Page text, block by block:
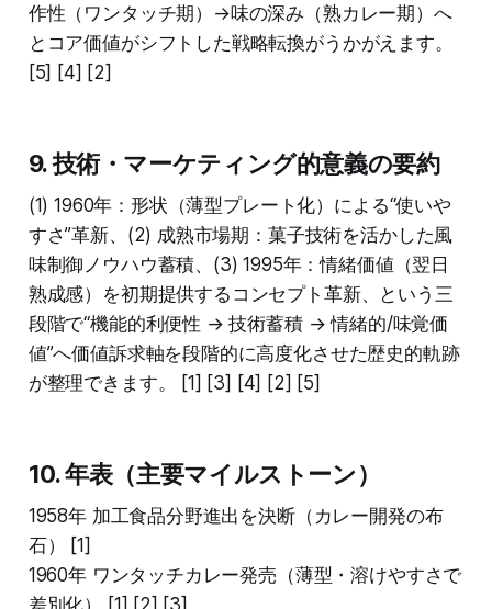
作性（ワンタッチ期）→味の深み（熟カレー期）へ
とコア価値がシフトした戦略転換がうかがえます。
[5] [4] [2]
9. 技術・マーケティング的意義の要約
(1) 1960年：形状（薄型プレート化）による“使いや
すさ”革新、(2) 成熟市場期：菓子技術を活かした風
味制御ノウハウ蓄積、(3) 1995年：情緒価値（翌日
熟成感）を初期提供するコンセプト革新、という三
段階で“機能的利便性 → 技術蓄積 → 情緒的/味覚価
値”へ価値訴求軸を段階的に高度化させた歴史的軌跡
が整理できます。 [1] [3] [4] [2] [5]
10. 年表（主要マイルストーン）
1958年 加工食品分野進出を決断（カレー開発の布
石） [1]
1960年 ワンタッチカレー発売（薄型・溶けやすさで